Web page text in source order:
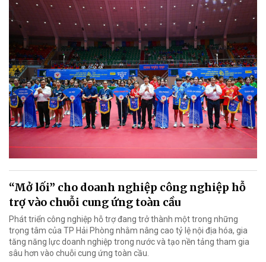
“Mở lối” cho doanh nghiệp công nghiệp hỗ
trợ vào chuỗi cung ứng toàn cầu
Phát triển công nghiệp hỗ trợ đang trở thành một trong những
trọng tâm của TP Hải Phòng nhằm nâng cao tỷ lệ nội địa hóa, gia
tăng năng lực doanh nghiệp trong nước và tạo nền tảng tham gia
sâu hơn vào chuỗi cung ứng toàn cầu.